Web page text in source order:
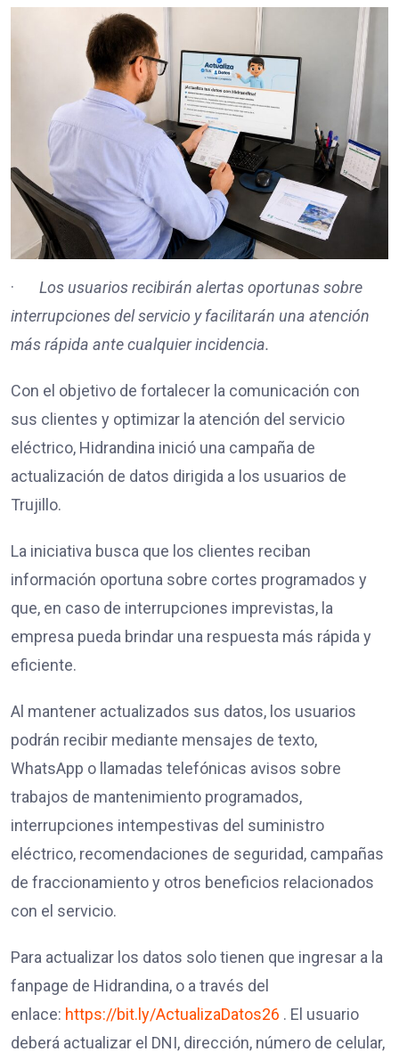
· Los usuarios recibirán alertas oportunas sobre
interrupciones del servicio y facilitarán una atención
más rápida ante cualquier incidencia.
Con el objetivo de fortalecer la comunicación con
sus clientes y optimizar la atención del servicio
eléctrico, Hidrandina inició una campaña de
actualización de datos dirigida a los usuarios de
Trujillo.
La iniciativa busca que los clientes reciban
información oportuna sobre cortes programados y
que, en caso de interrupciones imprevistas, la
empresa pueda brindar una respuesta más rápida y
eficiente.
Al mantener actualizados sus datos, los usuarios
podrán recibir mediante mensajes de texto,
WhatsApp o llamadas telefónicas avisos sobre
trabajos de mantenimiento programados,
interrupciones intempestivas del suministro
eléctrico, recomendaciones de seguridad, campañas
de fraccionamiento y otros beneficios relacionados
con el servicio.
Para actualizar los datos solo tienen que ingresar a la
fanpage de Hidrandina, o a través del
enlace: https://bit.ly/ActualizaDatos26 . El usuario
deberá actualizar el DNI, dirección, número de celular,